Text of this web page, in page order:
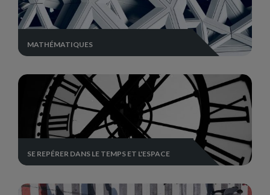
MATHÉMATIQUES
SE REPÉRER DANS LE TEMPS ET L'ESPACE